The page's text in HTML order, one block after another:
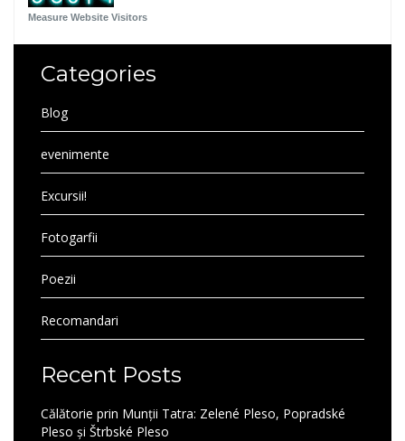
Measure Website Visitors
Categories
Blog
evenimente
Excursii!
Fotogarfii
Poezii
Recomandari
Recent Posts
Călătorie prin Munții Tatra: Zelené Pleso, Popradské
Pleso și Štrbské Pleso